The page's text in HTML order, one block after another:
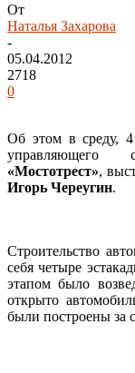
От
Наталья Захарова
-
05.04.2012
2718
0
Об этом в среду, 4
управляющего
«Мостотрест»,
Игорь Череугин.
Строительство
себя четыре
этапом было
открыто
были построены за